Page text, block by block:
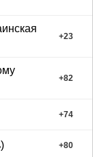
+23
+82
+74
+80